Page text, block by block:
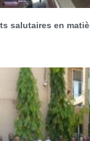
salutaires en